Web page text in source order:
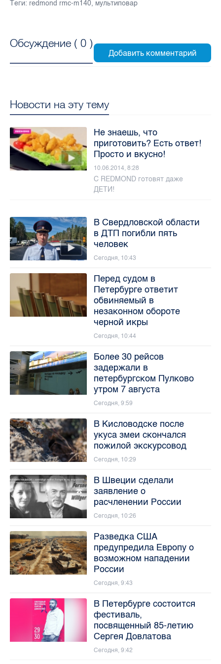
Теги: redmond rmc-m140, мультиповар
Обсуждение ( 0 )
Новости на эту тему
Не знаешь, что
приготовить? Есть ответ!
Просто и вкусно!
10.06.2014, 8:28
С REDMOND готовят даже
ДЕТИ!
В Свердловской области
в ДТП погибли пять
человек
Сегодня, 10:43
Перед судом в
Петербурге ответит
обвиняемый в
незаконном обороте
черной икры
Сегодня, 10:44
Более 30 рейсов
задержали в
петербургском Пулково
утром 7 августа
Сегодня, 9:59
В Кисловодске после
укуса змеи скончался
пожилой экскурсовод
Сегодня, 10:29
В Швеции сделали
заявление о
расчленении России
Сегодня, 10:26
Разведка США
предупредила Европу о
возможном нападении
России
Сегодня, 9:43
В Петербурге состоится
фестиваль,
посвященный 85-летию
Сергея Довлатова
Сегодня, 9:42